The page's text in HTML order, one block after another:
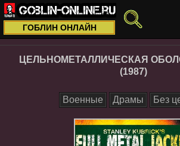
ГОБЛИН ОНЛАЙН
ЦЕЛЬНОМЕТАЛЛИЧЕСКАЯ
(1987)
Военные Драмы Без